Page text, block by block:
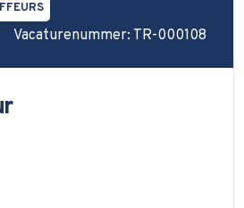
Vacaturenummer: TR-000108